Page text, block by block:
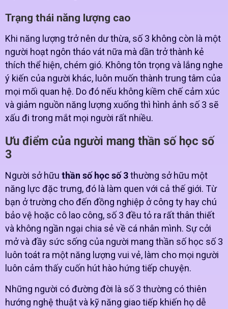
Trạng thái năng lượng cao
Khi năng lượng trở nên dư thừa, số 3 không còn là một
người hoạt ngôn tháo vát nữa mà dần trở thành kẻ
thích thể hiện, chém gió. Không tôn trọng và lắng nghe
ý kiến của người khác, luôn muốn thành trung tâm của
mọi mối quan hệ. Do đó nếu không kiềm chế cảm xúc
và giảm nguồn năng lượng xuống thì hình ảnh số 3 sẽ
xấu đi trong mắt mọi người rất nhiều.
Ưu điểm của người mang thần số học số
3
Người sở hữu thần số học số 3thường sở hữu một
năng lực đặc trưng, đó là làm quen với cả thế giới. Từ
bạn ở trường cho đến đồng nghiệp ở công ty hay chú
bảo vệ hoặc cô lao công, số 3 đều tỏ ra rất thân thiết
và không ngần ngại chia sẻ về cá nhân mình. Sự cởi
mở và đầy sức sống của người mang thần số học số 3
luôn toát ra một năng lượng vui vẻ, làm cho mọi người
luôn cảm thấy cuốn hút hào hứng tiếp chuyện.
Những người có đường đời là số 3 thường có thiên
hướng nghệ thuật và kỹ năng giao tiếp khiến họ dễ